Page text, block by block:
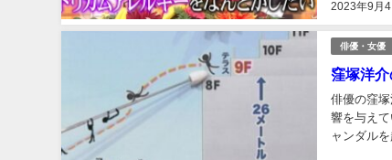
2023年9月4
たのでは
俳優・女優
窪塚洋
俳優の窪
響を与え
ャンダル